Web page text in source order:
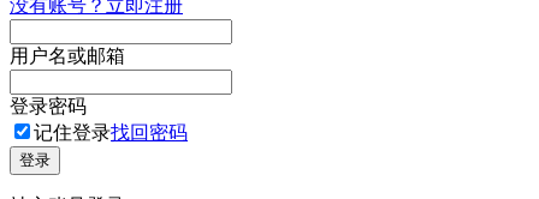
没有账号？立即注册
用户名或邮箱
登录密码
记住登录找回密码
登录